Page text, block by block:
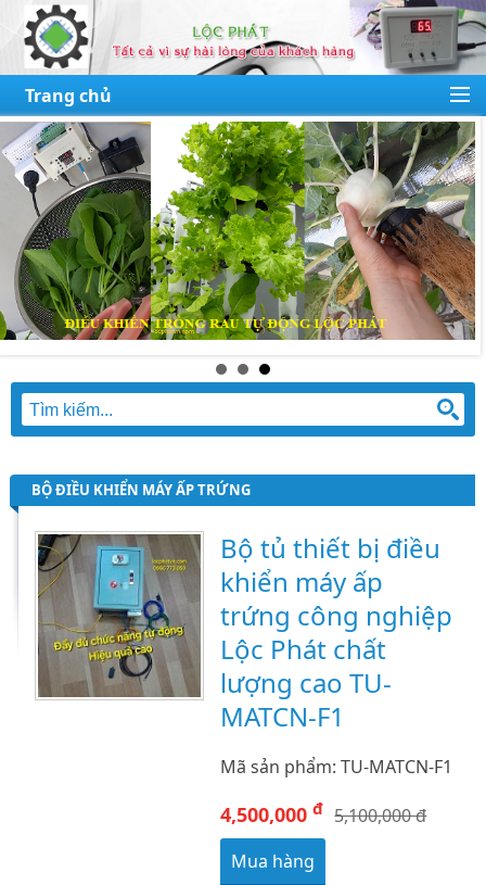
Trang chủ
BỘ ĐIỀU KHIỂN MÁY ẤP TRỨNG
Bộ tủ thiết bị điều
khiển máy ấp
trứng công nghiệp
Lộc Phát chất
lượng cao TU-
MATCN-F1
Mã sản phẩm: TU-MATCN-F1
4,500,000đ 5,100,000 đ
Mua hàng